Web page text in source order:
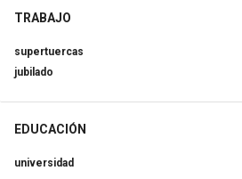
TRABAJO
supertuercas
jubilado
EDUCACIÓN
universidad